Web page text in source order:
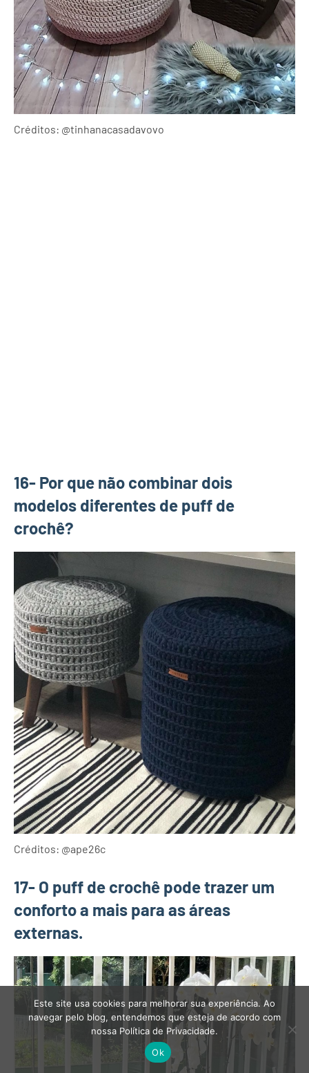
Créditos: @tinhanacasadavovo
16- Por que não combinar dois
modelos diferentes de puff de
crochê?
Créditos: @ape26c
17- O puff de crochê pode trazer um
conforto a mais para as áreas
externas.
Este site usa cookies para melhorar sua experiência. Ao
navegar pelo blog, entendemos que esteja de acordo com
nossa Política de Privacidade.
Ok